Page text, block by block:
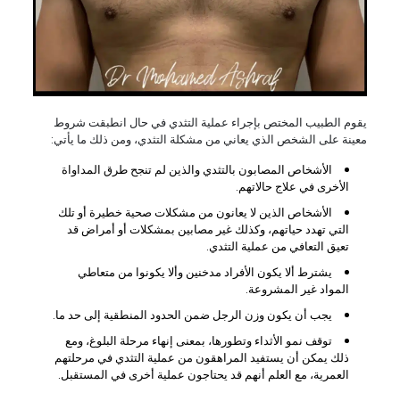
يقوم الطبيب المختص بإجراء عملية التثدي في حال انطبقت شروط
معينة على الشخص الذي يعاني من مشكلة التثدي، ومن ذلك ما يأتي:
الأشخاص المصابون بالتثدي والذين لم تنجح طرق المداواة
الأخرى في علاج حالاتهم.
الأشخاص الذين لا يعانون من مشكلات صحية خطيرة أو تلك
التي تهدد حياتهم، وكذلك غير مصابين بمشكلات أو أمراض قد
تعيق التعافي من عملية التثدي.
يشترط ألا يكون الأفراد مدخنين وألا يكونوا من متعاطي
المواد غير المشروعة.
يجب أن يكون وزن الرجل ضمن الحدود المنطقية إلى حد ما.
توقف نمو الأثداء وتطورها، بمعنى إنهاء مرحلة البلوغ، ومع
ذلك يمكن أن يستفيد المراهقون من عملية التثدي في مرحلتهم
العمرية، مع العلم أنهم قد يحتاجون عملية أخرى في المستقبل.